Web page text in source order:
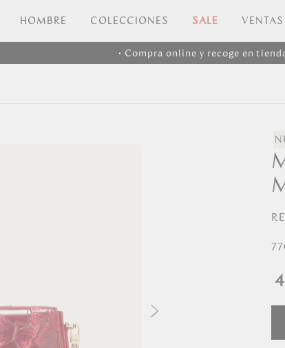
HOMBRE COLECCIONES SALE
• Compra online y recoge en